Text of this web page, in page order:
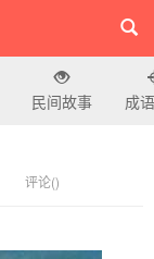
民间故事 成
评论()